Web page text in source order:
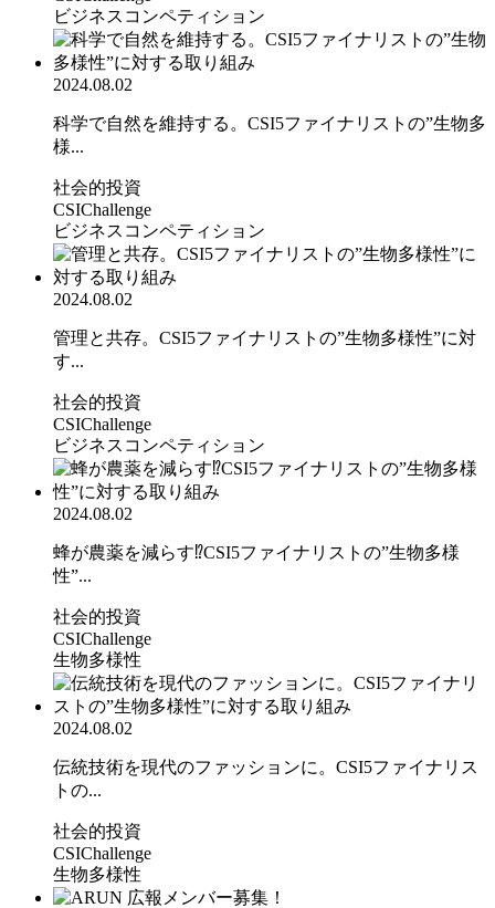
ビジネスコンペティション
2024.08.02
科学で自然を維持する。CSI5ファイナリストの”生物多
様...
社会的投資
CSIChallenge
ビジネスコンペティション
2024.08.02
管理と共存。CSI5ファイナリストの”生物多様性”に対
す...
社会的投資
CSIChallenge
ビジネスコンペティション
2024.08.02
蜂が農薬を減らす⁉CSI5ファイナリストの”生物多様
性”...
社会的投資
CSIChallenge
生物多様性
2024.08.02
伝統技術を現代のファッションに。CSI5ファイナリス
トの...
社会的投資
CSIChallenge
生物多様性